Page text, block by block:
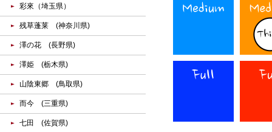
彩來（埼玉県）
残草蓬莱 (神奈川県)
澤の花 (長野県)
澤姫 (栃木県)
山陰東郷 (鳥取県)
而今 (三重県)
七田 (佐賀県)